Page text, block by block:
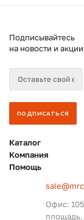
Подписывайтесь
на новости и акции
Каталог
Компания
Помощь
Офис: